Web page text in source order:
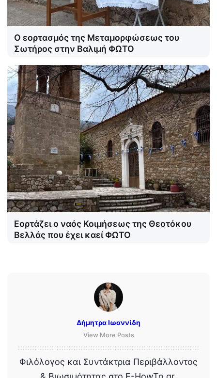
Ο εορτασμός της Μεταμορφώσεως του
Σωτήρος στην Βαλιμή ΦΩΤΟ
Εορτάζει ο ναός Κοιμήσεως της Θεοτόκου
Βελλάς που έχει καεί ΦΩΤΟ
Δήμητρα Ιωαννίδη
View More Posts
Φιλόλογος και Συντάκτρια Περιβάλλοντος